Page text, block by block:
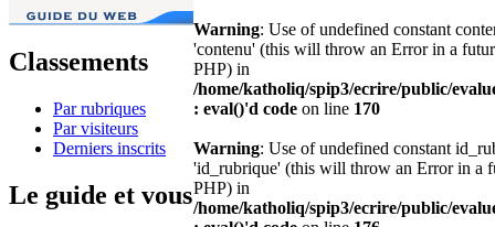
Classements
Par rubriques
Par visiteurs
Derniers inscrits
Le guide et vous
Warning: Use of undefined constant
'contenu' (this will throw an Error in a
PHP) in
/home/katholiq/spip3/ecrire/public/
: eval()'d code on line 170
Warning: Use of undefined constant
'id_rubrique' (this will throw an Error in a
PHP) in
/home/katholiq/spip3/ecrire/public/